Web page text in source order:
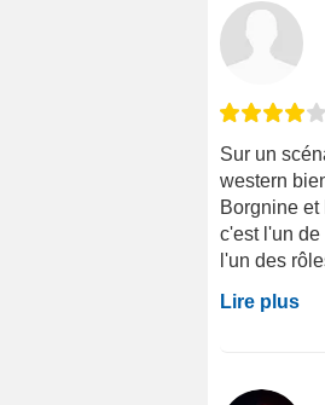
Sur un
western
Borgnine
c'est l'un
l'un des
Lire plus